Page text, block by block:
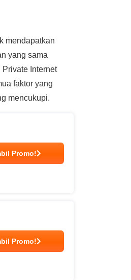
mendapatkan
yang sama
Internet
faktor yang
mencukupi.
Promo!
Promo!